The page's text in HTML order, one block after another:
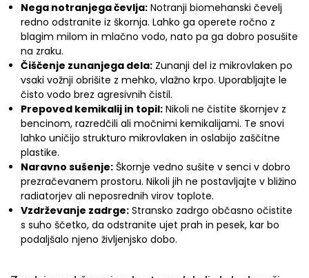
Nega notranjega čevlja: Notranji biomehanski čevelj
redno odstranite iz škornja. Lahko ga operete ročno z
blagim milom in mlačno vodo, nato pa ga dobro posušite
na zraku.
Čiščenje zunanjega dela: Zunanji del iz mikrovlaken po
vsaki vožnji obrišite z mehko, vlažno krpo. Uporabljajte le
čisto vodo brez agresivnih čistil.
Prepoved kemikalij in topil: Nikoli ne čistite škornjev z
bencinom, razredčili ali močnimi kemikalijami. Te snovi
lahko uničijo strukturo mikrovlaken in oslabijo zaščitne
plastike.
Naravno sušenje: Škornje vedno sušite v senci v dobro
prezračevanem prostoru. Nikoli jih ne postavljajte v bližino
radiatorjev ali neposrednih virov toplote.
Vzdrževanje zadrge: Stransko zadrgo občasno očistite
s suho ščetko, da odstranite ujet prah in pesek, kar bo
podaljšalo njeno življenjsko dobo.